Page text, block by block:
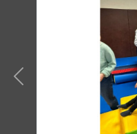
Précedent